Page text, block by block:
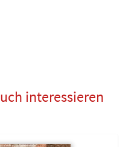
interessieren